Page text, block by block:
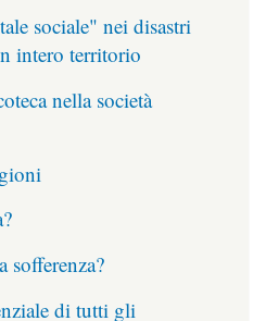
sociale" nei disastri
intero territorio
nella società
sofferenza?
di tutti gli